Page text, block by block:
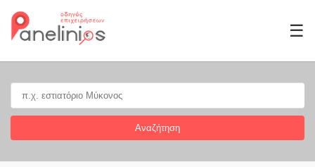
☰
Αναζήτηση